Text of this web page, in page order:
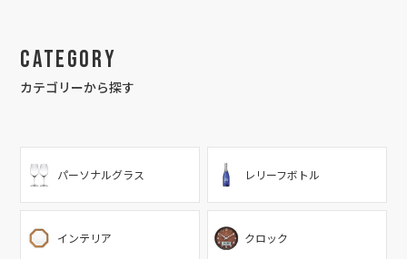
Category
カテゴリーから探す
パーソナルグラス レリーフボトル
インテリア クロック